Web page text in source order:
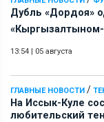
Дубль «Дордоя»
«Кыргызалтыном-
13:54 | 05 августа
ГЛАВНЫЕ НОВОСТИ /
На Иссык-Куле
любительский